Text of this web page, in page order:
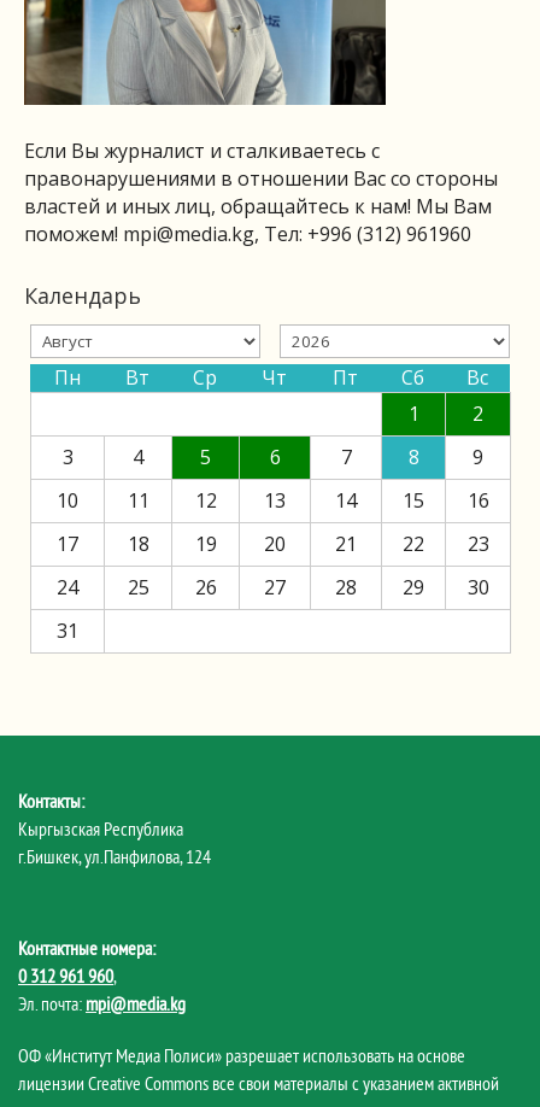
Если Вы журналист и сталкиваетесь с
правонарушениями в отношении Вас со стороны
властей и иных лиц, обращайтесь к нам! Мы Вам
поможем! mpi@media.kg, Тел: +996 (312) 961960
Календарь
Пн Вт Ср Чт Пт Сб
Вс
1
2
3
4 5 6 7 8
9
10
11 12 13 14 15
16
17
18 19 20 21 22
23
24
25 26 27 28 29
30
31
Контакты:
Кыргызская Республика
г.Бишкек, ул.Панфилова, 124
Контактные номера:
0 312 961 960,
Эл. почта: mpi@media.kg
ОФ «Институт Медиа Полиси» разрешает использовать на основе
лицензии Creative Commons все свои материалы с указанием активной